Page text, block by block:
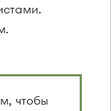
чтобы